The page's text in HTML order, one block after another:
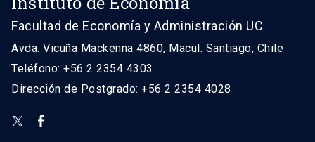
Facultad de Economía y Administración UC
Avda. Vicuña Mackenna 4860, Macul. Santiago, Chile
Teléfono: +56 2 2354 4303
Dirección de Postgrado: +56 2 2354 4028